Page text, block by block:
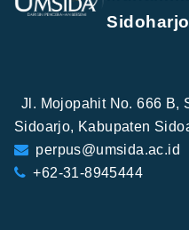
Sidoharjo
Jl. Mojopahit No. 666 B,
Sidoarjo, Kabupaten
perpus@umsida.ac.id
+62-31-8945444